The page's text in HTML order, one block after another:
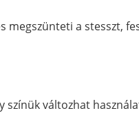
megszünteti a stesszt,
változhat